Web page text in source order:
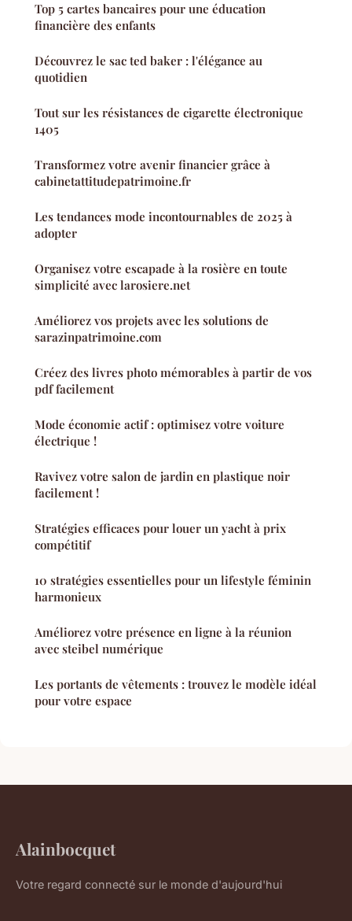
Top 5 cartes bancaires pour une éducation
financière des enfants
Découvrez le sac ted baker : l'élégance au
quotidien
Tout sur les résistances de cigarette électronique
1405
Transformez votre avenir financier grâce à
cabinetattitudepatrimoine.fr
Les tendances mode incontournables de 2025 à
adopter
Organisez votre escapade à la rosière en toute
simplicité avec larosiere.net
Améliorez vos projets avec les solutions de
sarazinpatrimoine.com
Créez des livres photo mémorables à partir de vos
pdf facilement
Mode économie actif : optimisez votre voiture
électrique !
Ravivez votre salon de jardin en plastique noir
facilement !
Stratégies efficaces pour louer un yacht à prix
compétitif
10 stratégies essentielles pour un lifestyle féminin
harmonieux
Améliorez votre présence en ligne à la réunion
avec steibel numérique
Les portants de vêtements : trouvez le modèle idéal
pour votre espace
Alainbocquet
Votre regard connecté sur le monde d'aujourd'hui